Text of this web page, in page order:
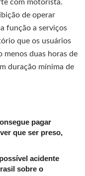
com motorista.
de operar
função a serviços
que os usuários
menos duas horas de
duração mínima de
pagar
que ser preso,
acidente
sobre o